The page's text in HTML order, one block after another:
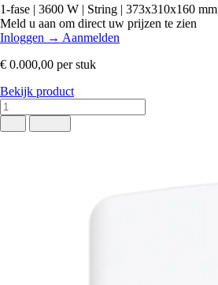
1-fase | 3600 W | String | 373x310x160 mm
Meld u aan om direct uw prijzen te zien
Inloggen → Aanmelden
€ 0.000,00 per stuk
Bekijk product